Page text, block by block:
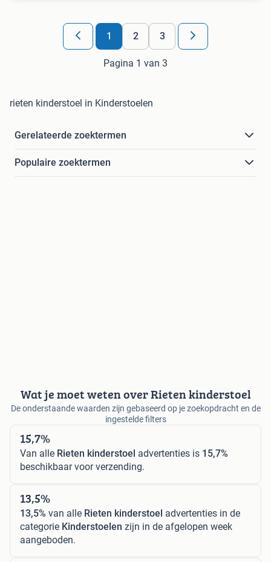
1 2 3
Pagina 1 van 3
rieten kinderstoel in Kinderstoelen
Gerelateerde zoektermen
Populaire zoektermen
Wat je moet weten over Rieten kinderstoel
De onderstaande waarden zijn gebaseerd op je zoekopdracht en de
ingestelde filters
15,7%
Van alle Rieten kinderstoel advertenties is 15,7%
beschikbaar voor verzending.
13,5%
13,5% van alle Rieten kinderstoel advertenties in de
categorie Kinderstoelen zijn in de afgelopen week
aangeboden.